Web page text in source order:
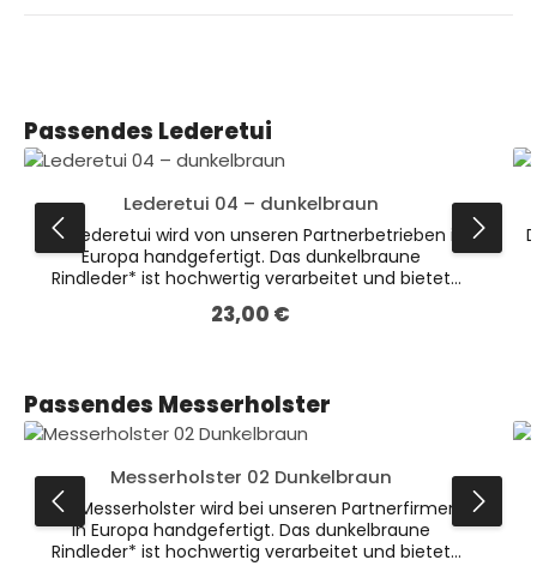
Produktgalerie überspringen
Passendes Lederetui
Lederetui 04 – dunkelbraun
Das Lederetui wird von unseren Partnerbetrieben in
Europa handgefertigt. Das dunkelbraune
Rindleder* ist hochwertig verarbeitet und bietet
die größere Variante unserer dunkelbraunen
möglich.
Regulärer Preis:
23,00 €
Produktgalerie überspringen
Passendes Messerholster
Messerholster 02 Dunkelbraun
Das Messerholster wird bei unseren Partnerfirmen
in Europa handgefertigt. Das dunkelbraune
Rindleder* ist hochwertig verarbeitet und bietet